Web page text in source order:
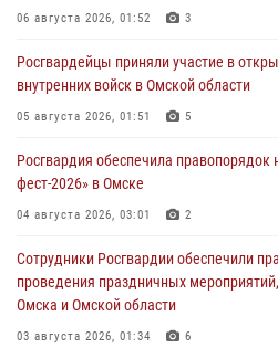
06 августа 2026, 01:52 3
Росгвардейцы приняли участие в
внутренних войск в Омской области
05 августа 2026, 01:51 5
Росгвардия обеспечила правопорядок
фест-2026» в Омске
04 августа 2026, 03:01 2
Сотрудники Росгвардии обеспечили
проведения праздничных
Омска и Омской области
03 августа 2026, 01:34 6